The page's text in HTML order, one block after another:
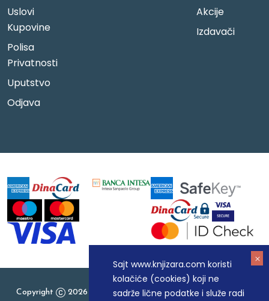
Sajt www.knjizara.com koristi
kolačiće (cookies) koji ne
sadrže lične podatke i služe radi
Uslovi
Kupovine
Polisa
Privatnosti
Uputstvo
Odjava
Akcije
Izdavači
Copyright 2026 Knjizara.com - MAKART DOO BEOGRAD